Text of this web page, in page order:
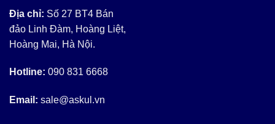
Địa chỉ: Số 27 BT4 Bán
đảo Linh Đàm, Hoàng Liệt,
Hoàng Mai, Hà Nội.
Hotline: 090 831 6668
Email: sale@askul.vn